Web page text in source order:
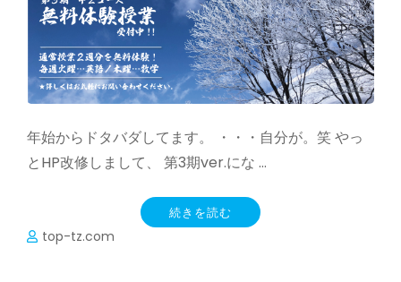
年始からドタバダしてます。 ・・・自分が。笑 やっ
とHP改修しまして、 第3期ver.にな …
続きを読む
top-tz.com